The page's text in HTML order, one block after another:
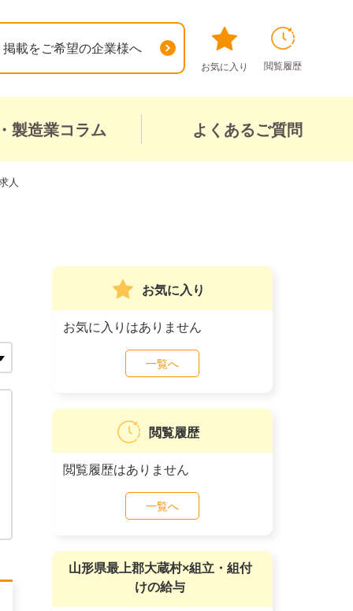
掲載をご希望の企業様へ
お気に入り 閲覧履歴
製造業コラム よくあるご質問
人
お気に入り
お気に入りはありません
一覧へ
閲覧履歴
閲覧履歴はありません
一覧へ
山形県最上郡大蔵村×組立・組付
けの給与